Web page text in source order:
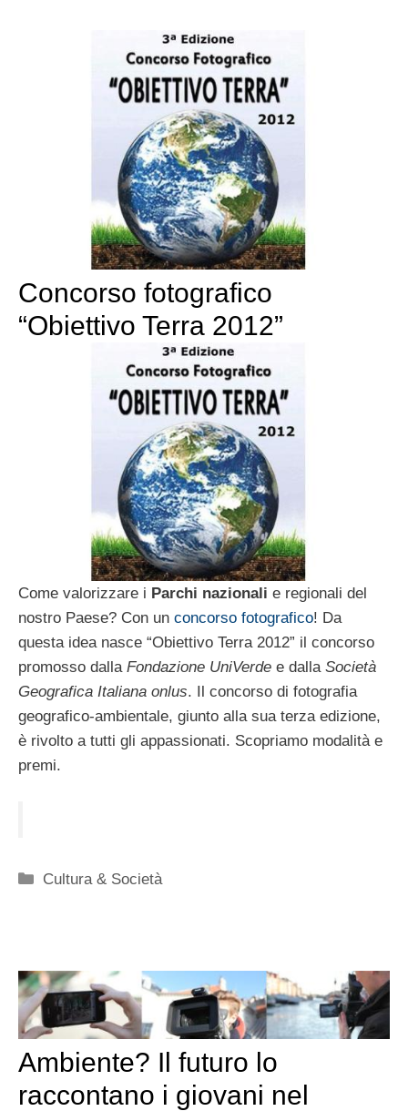
Concorso fotografico
“Obiettivo Terra 2012”
Come valorizzare i Parchi nazionali e regionali del
nostro Paese? Con un concorso fotografico! Da
questa idea nasce “Obiettivo Terra 2012” il concorso
promosso dalla Fondazione UniVerde e dallaSocietà
Geografica Italiana onlus. Il concorso di fotografia
geografico-ambientale, giunto alla sua terza edizione,
è rivolto a tutti gli appassionati. Scopriamo modalità e
premi.
Categorie
Cultura & Società
Ambiente? Il futuro lo
raccontano i giovani nel